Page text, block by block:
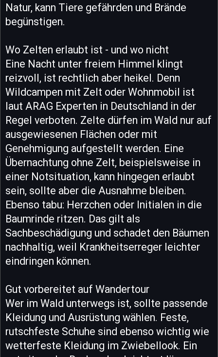
Natur, kann Tiere gefährden und Brände
begünstigen.
Wo Zelten erlaubt ist - und wo nicht
Eine Nacht unter freiem Himmel klingt
reizvoll, ist rechtlich aber heikel. Denn
Wildcampen mit Zelt oder Wohnmobil ist
laut ARAG Experten in Deutschland in der
Regel verboten. Zelte dürfen im Wald nur auf
ausgewiesenen Flächen oder mit
Genehmigung aufgestellt werden. Eine
Übernachtung ohne Zelt, beispielsweise in
einer Notsituation, kann hingegen erlaubt
sein, sollte aber die Ausnahme bleiben.
Ebenso tabu: Herzchen oder Initialen in die
Baumrinde ritzen. Das gilt als
Sachbeschädigung und schadet den Bäumen
nachhaltig, weil Krankheitserreger leichter
eindringen können.
Gut vorbereitet auf Wandertour
Wer im Wald unterwegs ist, sollte passende
Kleidung und Ausrüstung wählen. Feste,
rutschfeste Schuhe sind ebenso wichtig wie
wetterfeste Kleidung im Zwiebellook. Ein